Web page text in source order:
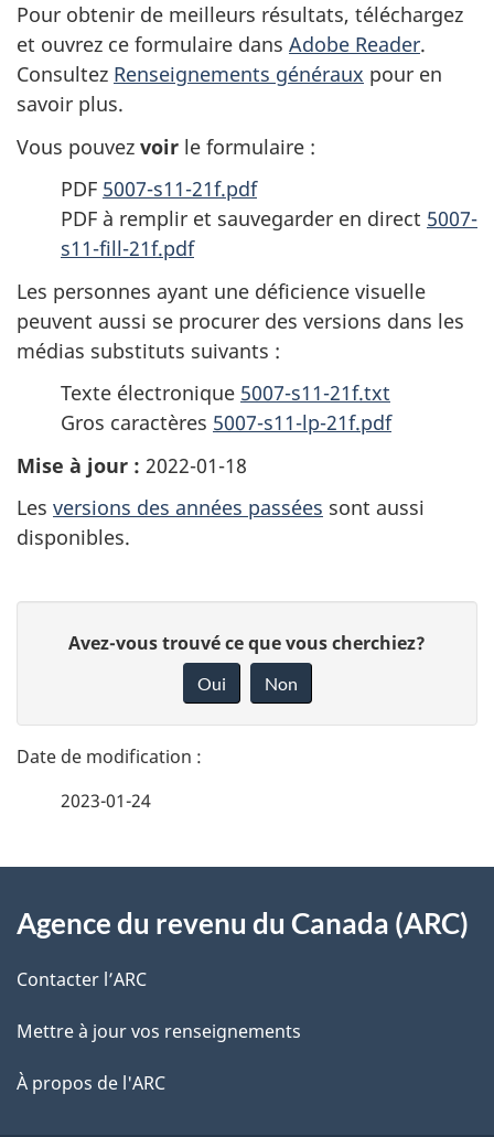
Pour obtenir de meilleurs résultats, téléchargez
et ouvrez ce formulaire dans Adobe Reader.
Consultez Renseignements généraux pour en
savoir plus.
Vous pouvez voir le formulaire :
PDF 5007-s11-21f.pdf
PDF à remplir et sauvegarder en direct 5007-
s11-fill-21f.pdf
Les personnes ayant une déficience visuelle
peuvent aussi se procurer des versions dans les
médias substituts suivants :
Texte électronique 5007-s11-21f.txt
Gros caractères 5007-s11-lp-21f.pdf
Mise à jour : 2022-01-18
Les versions des années passées sont aussi
disponibles.
t
a
l
s
l
a
n
o
t
r
e
é
t
Avez-vous trouvé ce que vous cherchiez?
Oui Non
2023-01-24
propos
de
ce
site
Agence du revenu du Canada (ARC)
Contacter l’ARC
Mettre à jour vos renseignements
À propos de l'ARC